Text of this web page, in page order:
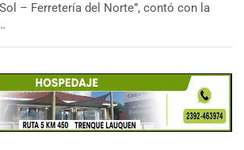
– Ferretería del Norte”, contó con la